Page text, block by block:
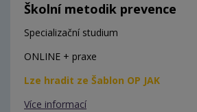
Školní metodik prevence
Specializační studium
ONLINE + praxe
Lze hradit ze Šablon OP JAK
Více informací